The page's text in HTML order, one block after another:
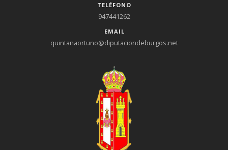
TELÉFONO
947441262
EMAIL
quintanaortuno@diputaciondeburgos.net